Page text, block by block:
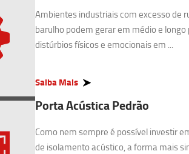
Ambientes industriais com excesso de
barulho podem gerar em médio e longo
distúrbios físicos e emocionais em ...
Saiba Mais
Porta Acústica Pedrão
Como nem sempre é possível investir
de isolamento acústico, a forma mais